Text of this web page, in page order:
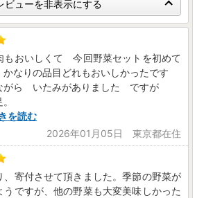
ビューを非表示にする
もおいしくて 今回野菜セットを初めて
なりの品目どれもおいしかったです
がら いたみがありました ですが
を読む
2026年01月05日 東京都在住
、寄付させて頂きました。季節の野菜が
うですが、他の野菜も大変美味しかった